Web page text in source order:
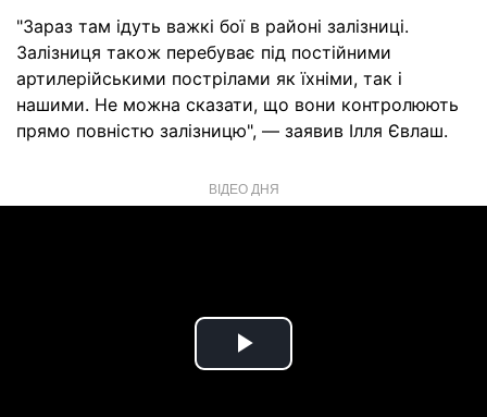
"Зараз там ідуть важкі бої в районі залізниці.
Залізниця також перебуває під постійними
артилерійськими пострілами як їхніми, так і
нашими. Не можна сказати, що вони контролюють
прямо повністю залізницю", — заявив Ілля Євлаш.
ВІДЕО ДНЯ
Play